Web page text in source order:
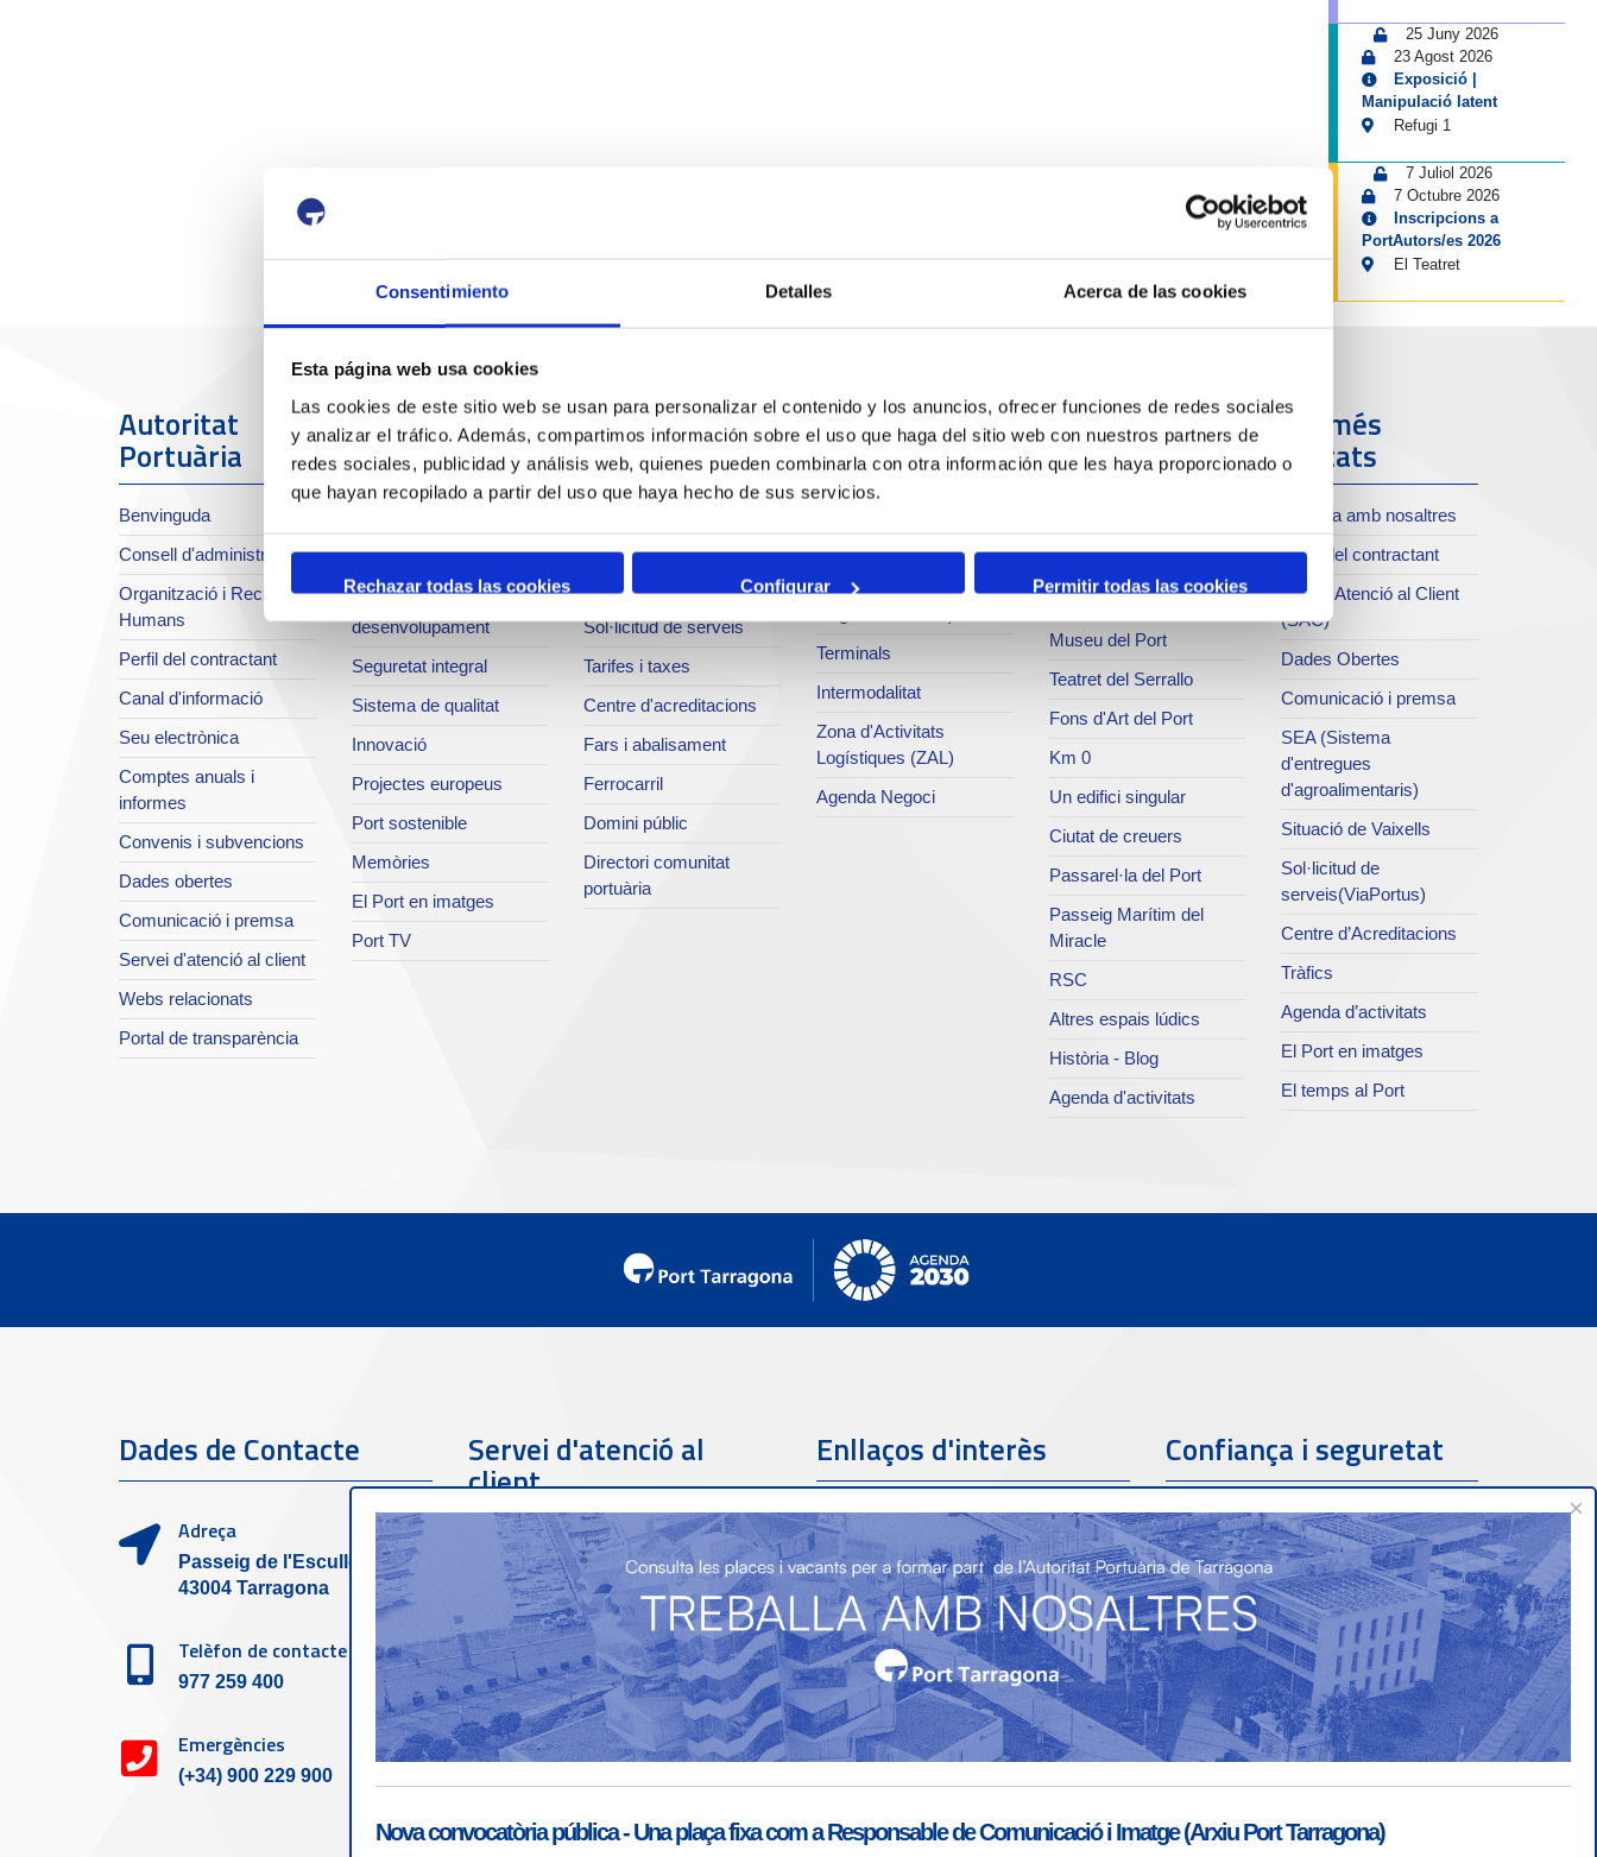
Consentimiento Detalles Acerca de las cookies
Esta página web usa cookies
Las cookies de este sitio web se usan para personalizar el contenido y los anuncios, ofrecer funciones de redes sociales
y analizar el tráfico. Además, compartimos información sobre el uso que haga del sitio web con nuestros partners de
redes sociales, publicidad y análisis web, quienes pueden combinarla con otra información que les haya proporcionado o
que hayan recopilado a partir del uso que haya hecho de sus servicios.
Rechazar todas las cookies Configurar Permitir todas las cookies
25 Juny 2026
23 Agost 2026
Exposició |
Manipulació latent
Refugi 1
7 Juliol 2026
7 Octubre 2026
Inscripcions a
PortAutors/es 2026
El Teatret
Autoritat
Portuària
Benvinguda
Consell d'administració
Organització i Recursos
Humans
Perfil del contractant
Canal d'informació
Seu electrònica
Comptes anuals i
informes
Convenis i subvencions
Dades obertes
Comunicació i premsa
Servei d'atenció al client
Webs relacionats
Portal de transparència
El Port
Sobre el Port
Infraestructures en
desenvolupament
Seguretat integral
Sistema de qualitat
Innovació
Projectes europeus
Port sostenible
Memòries
El Port en imatges
Port TV
Serveis
Operacions i serveis
portuaris
Bunkering
Serveis comercials
Sol·licitud de serveis
Tarifes i taxes
Centre d'acreditacions
Fars i abalisament
Ferrocarril
Domini públic
Directori comunitat
portuària
Negoci
Tràfics
d'entregues
Terminals
Intermodalitat
Zona d'Activitats
Logístiques (ZAL)
Agenda Negoci
Port i Ciutat
Parc del Port
Museu del Port
Teatret del Serrallo
Fons d'Art del Port
Km 0
Un edifici singular
Ciutat de creuers
Passarel·la del Port
Passeig Marítim del
Miracle
RSC
Altres espais lúdics
Història - Blog
Agenda d'activitats
Els més
visitats
Treballa amb nosaltres
Perfil del contractant
Servei Atenció al Client
(SAC)
Dades Obertes
Comunicació i premsa
SEA (Sistema
d'entregues
d'agroalimentaris)
Situació de Vaixells
Sol·licitud de
serveis(ViaPortus)
Centre d’Acreditacions
Tràfics
Agenda d’activitats
El Port en imatges
El temps al Port
Dades de Contacte
Adreça
Passeig de l'Escullera s/n,
43004 Tarragona
Telèfon de contacte
977 259 400
Emergències
(+34) 900 229 900
Servei d'atenció al
client
Telèfon de contacte
977 259 462
Email de contacte
sac@porttarragona.cat
Informació SAC
Accès a SAC ( Servei
Enllaços d'interès
Partners
Confiança i seguretat
×
Nova convocatòria pública - Una plaça fixa com a Responsable de Comunicació i Imatge (Arxiu Port Tarragona)